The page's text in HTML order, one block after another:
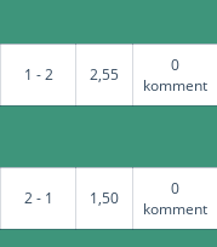
1 - 2 2,55
0
komment
2 - 1 1,50
0
komment